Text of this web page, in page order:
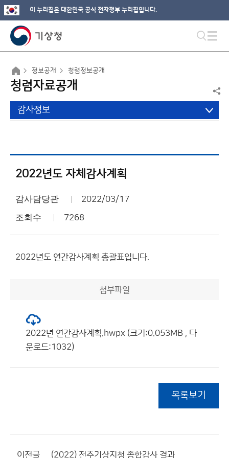
이 누리집은 대한민국 공식 전자정부 누리집입니다.
정보공개 청렴정보공개
청렴자료공개
감사정보
2022년도 자체감사계획
감사담당관 2022/03/17
조회수 7268
2022년도 연간감사계획 총괄표입니다.
첨부파일
2022년 연간감사계획.hwpx (크기:0.053MB , 다
운로드:1032)
목록보기
이전글 (2022) 전주기상지청 종합감사 결과